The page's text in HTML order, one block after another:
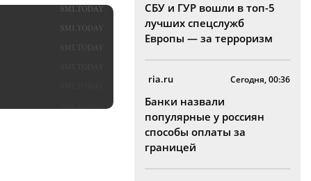
СБУ и ГУР вошли в топ-5
лучших спецслужб
Европы — за терроризм
ria.ru Сегодня, 00:36
Банки назвали
популярные у россиян
способы оплаты за
границей